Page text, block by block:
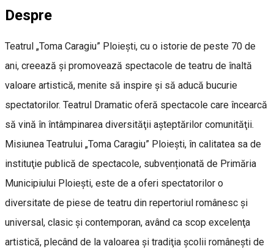
Despre
Teatrul „Toma Caragiu” Ploieşti, cu o istorie de peste 70 de
ani, creează şi promovează spectacole de teatru de înaltă
valoare artistică, menite să inspire şi să aducă bucurie
spectatorilor. Teatrul Dramatic oferă spectacole care încearcă
să vină în întâmpinarea diversităţii aşteptărilor comunităţii.
Misiunea Teatrului „Toma Caragiu” Ploieşti, în calitatea sa de
instituţie publică de spectacole, subvenționată de Primăria
Municipiului Ploiești, este de a oferi spectatorilor o
diversitate de piese de teatru din repertoriul românesc şi
universal, clasic şi contemporan, având ca scop excelenţa
artistică, plecând de la valoarea şi tradiţia şcolii româneşti de